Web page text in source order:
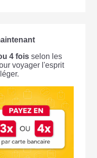
4 fois selon les
voyager l'esprit